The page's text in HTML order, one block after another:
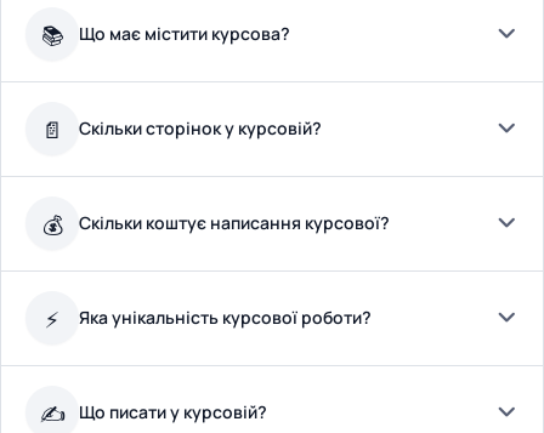
📚 Що має містити курсова?
📄 Скільки сторінок у курсовій?
💰 Скільки коштує написання курсової?
⚡ Яка унікальність курсової роботи?
✍️ Що писати у курсовій?